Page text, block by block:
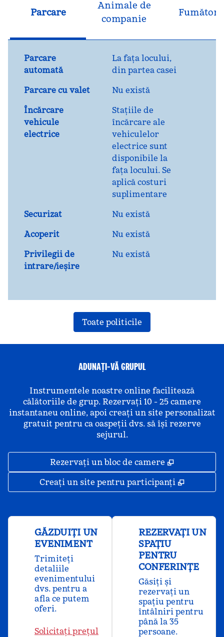
Parcare
Animale de
companie
Fumători
Parcare
automată
La fața locului,
din partea casei
Parcare cu valet
Nu există
Încărcare
vehicule
electrice
Stațiile de
încărcare ale
vehiculelor
electrice sunt
disponibile la
fața locului. Se
aplică costuri
suplimentare
Securizat
Nu există
Acoperit
Nu există
Privilegii de
intrare/ieșire
Nu există
Toate politicile
ADUNAȚI-VĂ GRUPUL
Instrumentele noastre online facilitează
călătoriile de grup. Rezervați 10 - 25 camere
instantaneu online, apoi creați un site personalizat
gratuit pentru ca oaspeții dvs. să își rezerve
sejurul.
Rezervați un bloc de camere ,
Creați un site pentru participanți ,
GĂZDUIȚI UN
EVENIMENT
Trimiteți
detaliile
evenimentului
dvs. pentru a
afla ce putem
oferi.
Solicitați prețul
REZERVAȚI UN
SPAȚIU
PENTRU
CONFERINȚE
Găsiți și
rezervați un
spațiu pentru
întâlniri pentru
până la 35
persoane.